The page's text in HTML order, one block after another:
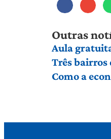
Outras
Aula
Três bairros
Como a